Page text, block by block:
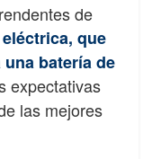
de
que
batería de
expectativas
las mejores